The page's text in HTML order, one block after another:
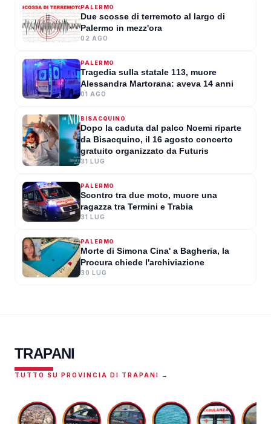
PALERMO
Due scosse di terremoto al largo di
Palermo in mezz'ora
02 AGO
PALERMO
Tragedia sulla statale 113, muore
Alessandra Martorana: aveva 14 anni
01 AGO
BISACQUINO
Dopo la caduta dal palco Noemi riparte
da Bisacquino, il 16 agosto concerto
gratuito organizzato da Futuris
31 LUG
PALERMO
Scontro tra due moto, muore una
ragazza tra Termini e Trabia
31 LUG
PALERMO
Morte di Simona Cina' a Bagheria, la
Procura chiede l'archiviazione
30 LUG
TRAPANI
TUTTO SU PROVINCIA DI TRAPANI →